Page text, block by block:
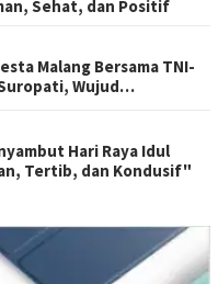
Sehat, dan Positif
Malang Bersama TNI-
Wujud
Hari Raya Idul
Tertib, dan Kondusif"